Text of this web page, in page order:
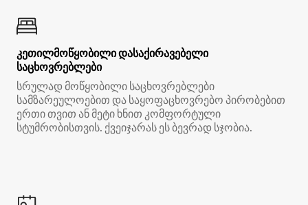
კეთილმოწყობილი დასაქირავებელი
საცხოვრებლები
სრულად მოწყობილი საცხოვრებლები
სამზარეულოებით და საყოფაცხოვრებო პირობებით
ერთი თვით ან მეტი ხნით კომფორტული
სტუმრობისთვის. ქვეიჯარას ეს ბევრად სჯობია.